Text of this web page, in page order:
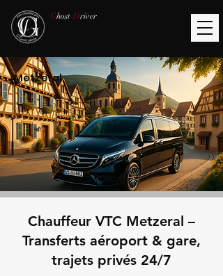
Ghost Driver
Metzeral
Chauffeur VTC Metzeral –
Transferts aéroport & gare,
trajets privés 24/7